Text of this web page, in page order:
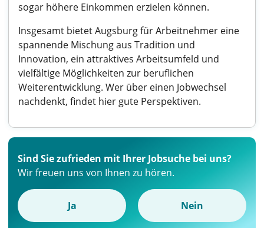
sogar höhere Einkommen erzielen können.
Insgesamt bietet Augsburg für Arbeitnehmer eine
spannende Mischung aus Tradition und
Innovation, ein attraktives Arbeitsumfeld und
vielfältige Möglichkeiten zur beruflichen
Weiterentwicklung. Wer über einen Jobwechsel
nachdenkt, findet hier gute Perspektiven.
Sind Sie zufrieden mit Ihrer Jobsuche bei uns?
Wir freuen uns von Ihnen zu hören.
Ja Nein